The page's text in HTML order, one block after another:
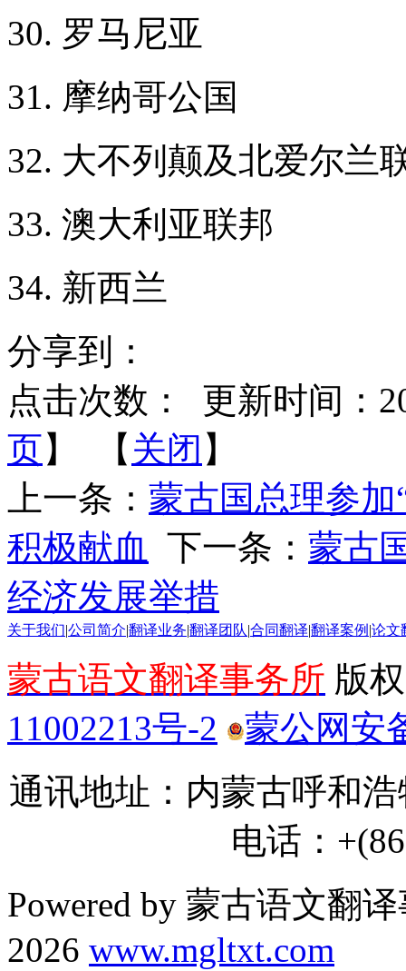
30. 罗马尼亚
31. 摩纳哥公国
32. 大不列颠及北爱尔兰
33. 澳大利亚联邦
34. 新西兰
分享到：
点击次数：
更新时间：
页】 【 关闭 】
上一条： 蒙古国总理参
积极献血
下一条： 蒙古
经济发展举措
关于我们 公司简介 翻译业务 翻译团队 合同翻译 翻译案例 论文
蒙古语文翻译事务所 版
11002213号-2
蒙公网安
通讯地址：内蒙古呼和
电话：
Powered by 蒙古语文翻
2026 www.mgltxt.com